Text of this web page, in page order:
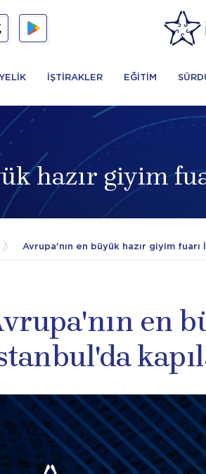
İŞTİRAKLER EĞİTİM
hazır giyim
/ Avrupa'nın en büyük hazır giyim fuarı
en